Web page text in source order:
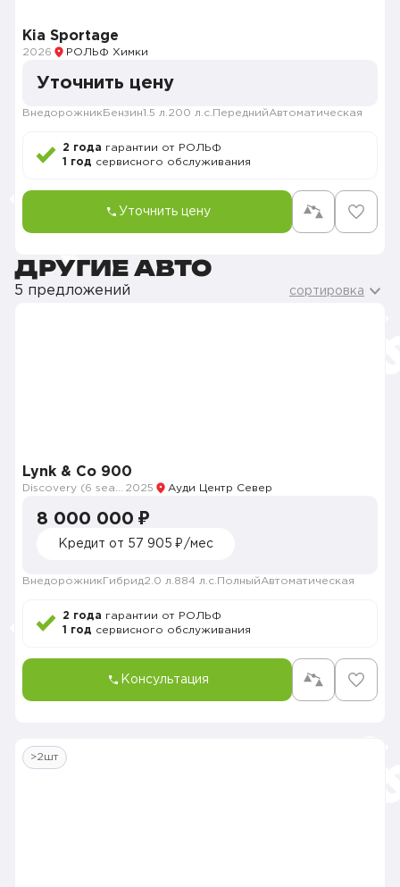
Kia Sportage
2026 РОЛЬФ Химки
Уточнить цену
Внедорожник Бензин1.5 л. 200 л.с. ПереднийАвтоматическая
2 года гарантии от РОЛЬФ
1 год сервисного обслуживания
Уточнить цену
ДРУГИЕ АВТО
5 предложений сортировка
Lynk & Co 900
2025 Ауди Центр Север
8 000 000 ₽
Кредит от 57 905 ₽/мес
Внедорожник Гибрид2.0 л. 884 л.с. ПолныйАвтоматическая
2 года гарантии от РОЛЬФ
1 год сервисного обслуживания
Консультация
>2шт